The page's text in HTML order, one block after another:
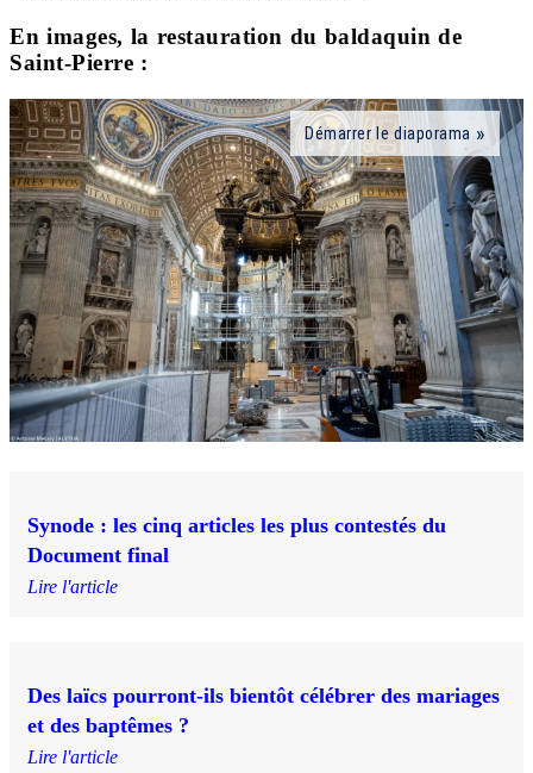
En images, la restauration du baldaquin de
Saint-Pierre :
Démarrer le diaporama
Synode : les cinq articles les plus contestés du
Document final
Lire l'article
Des laïcs pourront-ils bientôt célébrer des mariages
et des baptêmes ?
Lire l'article